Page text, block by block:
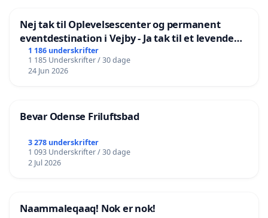
Nej tak til Oplevelsescenter og permanent
eventdestination i Vejby - Ja tak til et levende
lokalområde i balance
1 186 underskrifter
1 185 Underskrifter / 30 dage
24 Jun 2026
Bevar Odense Friluftsbad
3 278 underskrifter
1 093 Underskrifter / 30 dage
2 Jul 2026
Naammaleqaaq! Nok er nok!